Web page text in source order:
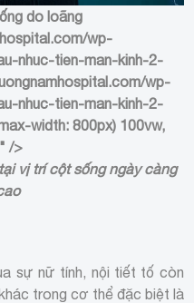
do loãng
wp-
nhuc-tien-man-kinh-2-
wp-
nhuc-tien-man-kinh-2-
width: 800px) 100vw,
/>
vị trí cột sống ngày càng
sự nữ tính, nội tiết tố còn
trong cơ thể đặc biệt là